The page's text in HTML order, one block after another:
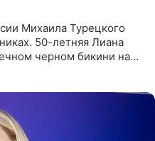
Михаила Турецкого
50-летняя Лиана
черном бикини на